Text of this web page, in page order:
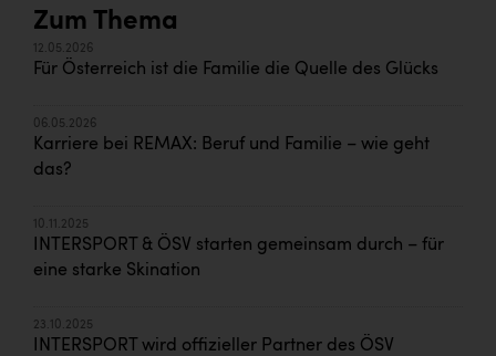
Zum Thema
12.05.2026
Für Österreich ist die Familie die Quelle des Glücks
06.05.2026
Karriere bei REMAX: Beruf und Familie – wie geht
das?
10.11.2025
INTERSPORT & ÖSV starten gemeinsam durch – für
eine starke Skination
23.10.2025
INTERSPORT wird offizieller Partner des ÖSV